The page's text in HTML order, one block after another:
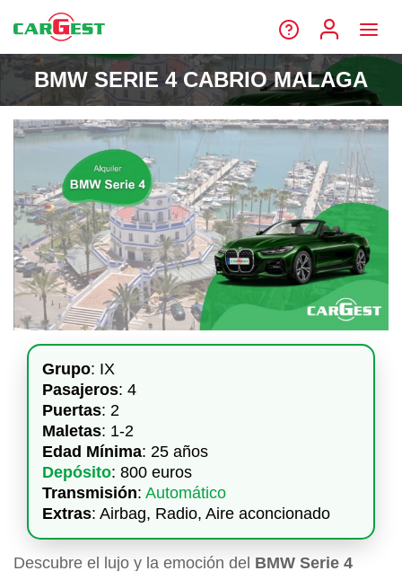
BMW SERIE 4 CABRIO MALAGA
Grupo: IX
Pasajeros: 4
Puertas: 2
Maletas: 1-2
Edad Mínima: 25 años
Depósito: 800 euros
Transmisión: Automático
Extras: Airbag, Radio, Aire aconcionado
Descubre el lujo y la emoción del BMW Serie 4